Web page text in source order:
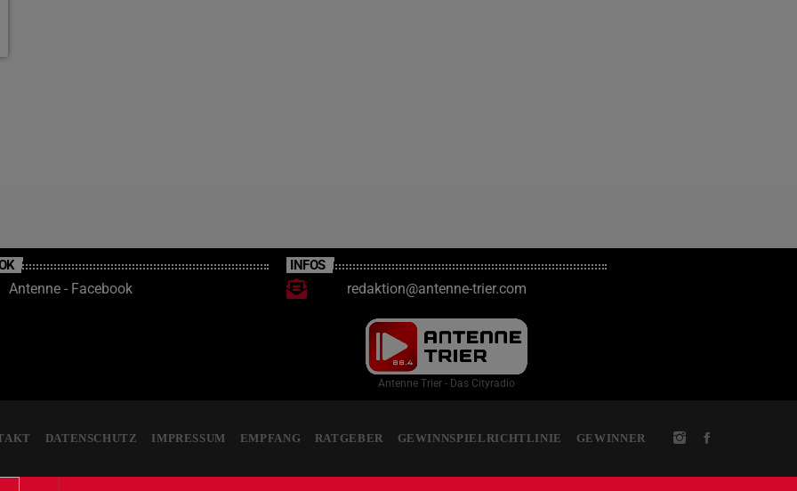
Antenne - Facebook
INFOS
redaktion@antenne-trier.com
Antenne Trier - Das Cityradio
DATENSCHUTZ IMPRESSUM EMPFANG RATGEBER GEWINNSPIELRICHTLINIE GEWINNER